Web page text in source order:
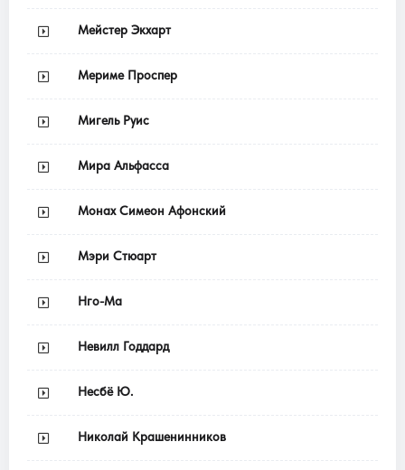
Мейстер Экхарт
Мериме Проспер
Мигель Руис
Мира Альфасса
Монах Симеон Афонский
Мэри Стюарт
Нго-Ма
Невилл Годдард
Несбё Ю.
Николай Крашенинников